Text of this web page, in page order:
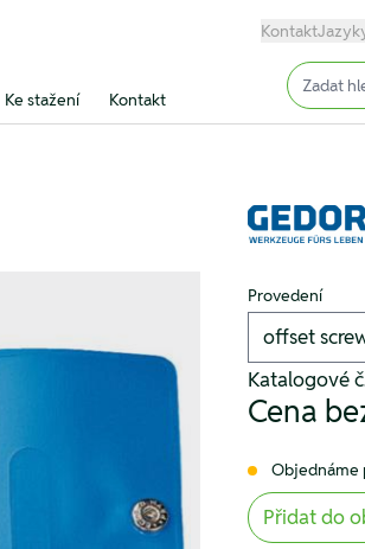
Kontakt
Ke stažení Kontakt
Input
Provedení
Katalogové
Cena
Objednáme
Přidat do